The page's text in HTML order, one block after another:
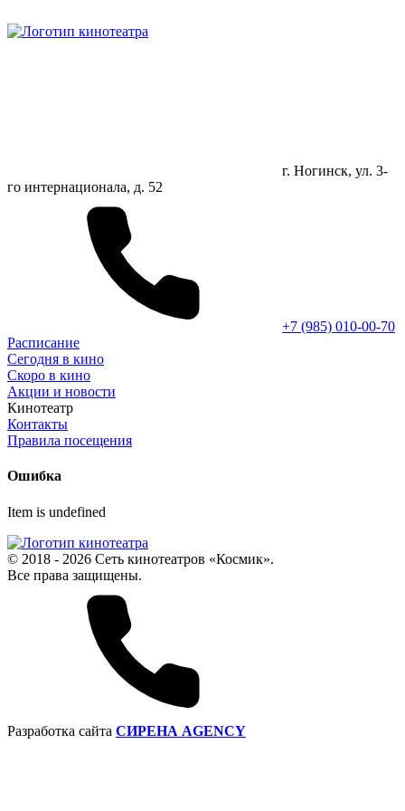
г. Ногинск, ул. 3-
го интернационала, д. 52
+7 (985) 010-00-70
Расписание
Сегодня в кино
Скоро в кино
Акции и новости
Кинотеатр
Контакты
Правила посещения
Ошибка
Item is undefined
© 2018 - 2026 Сеть кинотеатров «Космик».
Все права защищены.
Разработка сайта СИРЕНА AGENCY